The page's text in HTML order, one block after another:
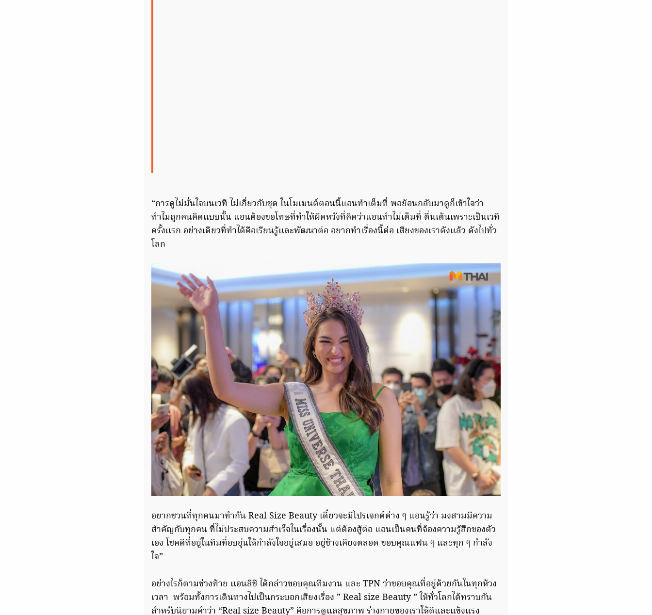
“การดูไม่มั่นใจบนเวที ไม่เกี่ยวกับชุด ในโมเมนต์ตอนนี้แอนทำเต็มที่ พอย้อนกลับมาดูก็เข้าใจว่า
ทำไมถูกคนคิดแบบนั้น แอนต้องขอโทษที่ทำให้ผิดหวังที่คิดว่าแอนทำไม่เต็มที่ ตื่นเต้นเพราะเป็นเวที
ครั้งแรก อย่างเดียวที่ทำได้คือเรียนรู้และพัฒนาต่อ อยากทำเรื่องนี้ต่อ เสียงของเราดังแล้ว ดังไปทั่ว
โลก
อยากชวนที่ทุกคนมาทำกัน Real Size Beauty เดี๋ยวจะมีโปรเจกต์ต่าง ๆ แอนรู้ว่า มงสามมีความ
สำคัญกับทุกคน ที่ไม่ประสบความสำเร็จในเรื่องนั้น แต่ต้องสู้ต่อ แอนเป็นคนที่จ้องความรู้สึกของตัว
เอง โชคดีที่อยู่ในทีมที่อบอุ่นให้กำลังใจอยู่เสมอ อยู่ข้างเคียงตลอด ขอบคุณแฟน ๆ และทุก ๆ กำลัง
ใจ”
อย่างไรก็ตามช่วงท้าย แอนลิชี ได้กล่าวขอบคุณทีมงาน และ TPN ว่าขอบคุณที่อยู่ด้วยกันในทุกห้วง
เวลา พร้อมทั้งการเดินทางไปเป็นกระบอกเสียงเรื่อง ” Real size Beauty ” ให้ทั่วโลกได้ทราบกัน
สำหรับนิยามคำว่า “Real size Beauty” คือการดูแลสุขภาพ ร่างกายของเราให้ดีและแข็งแรง